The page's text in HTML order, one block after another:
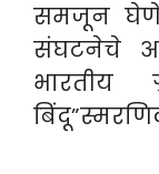
समजून घेणे
संघटनेचे
भारतीय